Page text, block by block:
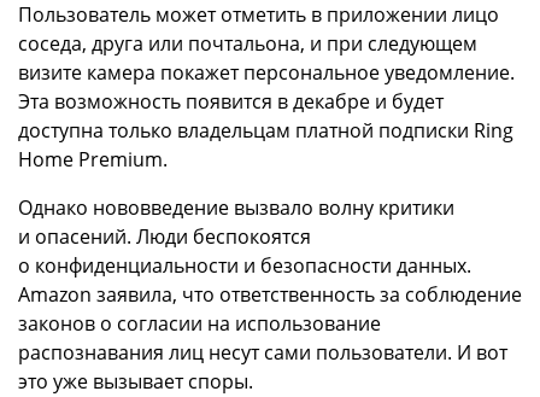
Пользователь может отметить в приложении лицо
соседа, друга или почтальона, и при следующем
визите камера покажет персональное уведомление.
Эта возможность появится в декабре и будет
доступна только владельцам платной подписки Ring
Home Premium.
Однако нововведение вызвало волну критики
и опасений. Люди беспокоятся
о конфиденциальности и безопасности данных.
Amazon заявила, что ответственность за соблюдение
законов о согласии на использование
распознавания лиц несут сами пользователи. И вот
это уже вызывает споры.